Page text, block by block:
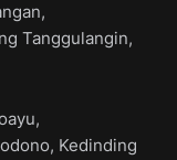
Tanggulangin,
Kedinding